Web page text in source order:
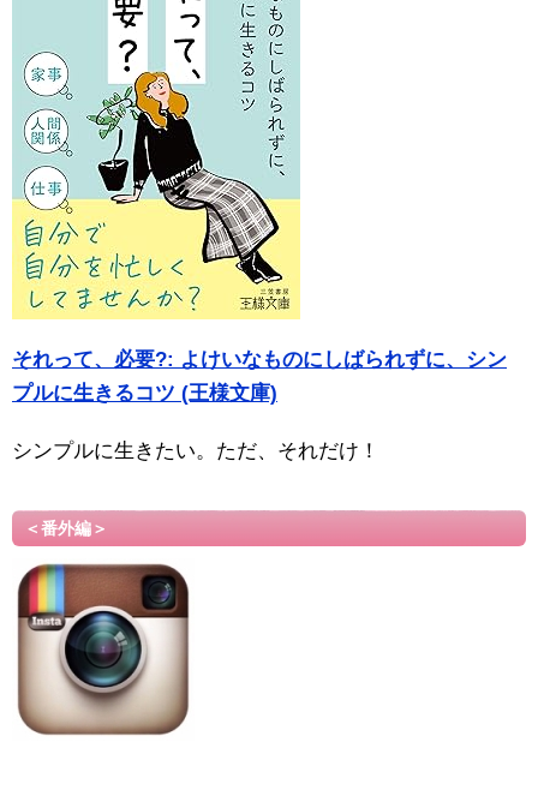
それって、必要?: よけいなものにしばられずに、シン
プルに生きるコツ (王様文庫)
シンプルに生きたい。ただ、それだけ！
＜番外編＞